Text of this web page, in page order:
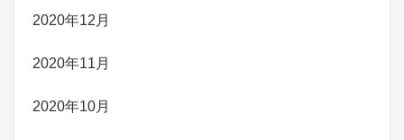
2020年12月
2020年11月
2020年10月